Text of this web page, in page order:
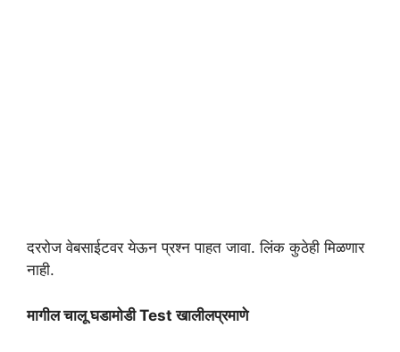
दररोज वेबसाईटवर येऊन प्रश्न पाहत जावा. लिंक कुठेही मिळणार
नाही.
मागील चालू घडामोडी Test खालीलप्रमाणे